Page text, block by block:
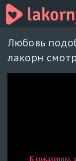
Любовь
лакорн